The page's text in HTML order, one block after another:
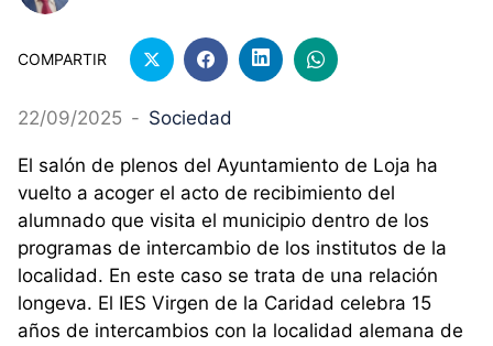
COMPARTIR
22/09/2025 - Sociedad
El salón de plenos del Ayuntamiento de Loja ha
vuelto a acoger el acto de recibimiento del
alumnado que visita el municipio dentro de los
programas de intercambio de los institutos de la
localidad. En este caso se trata de una relación
longeva. El IES Virgen de la Caridad celebra 15
años de intercambios con la localidad alemana de